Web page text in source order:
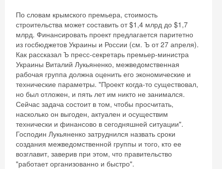
По словам крымского премьера, стоимость
строительства может составить от $1,4 млрд до $1,7
млрд. Финансировать проект предлагается паритетно
из госбюджетов Украины и России (см. Ъ от 27 апреля).
Как рассказал Ъ пресс-секретарь премьер-министра
Украины Виталий Лукьяненко, межведомственная
рабочая группа должна оценить его экономические и
технические параметры. "Проект когда-то существовал,
но был отложен, и пять лет им никто не занимался.
Сейчас задача состоит в том, чтобы просчитать,
насколько он выгоден, актуален и осуществим
технически и финансово в сегодняшней ситуации".
Господин Лукьяненко затруднился назвать сроки
создания межведомственной группы и того, кто ее
возглавит, заверив при этом, что правительство
"работает организованно и быстро".